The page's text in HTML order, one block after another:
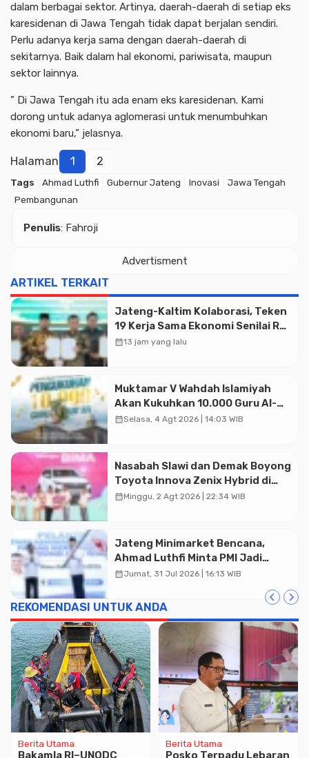
dalam berbagai sektor. Artinya, daerah-daerah di setiap eks
karesidenan di Jawa Tengah tidak dapat berjalan sendiri.
Perlu adanya kerja sama dengan daerah-daerah di
sekitarnya. Baik dalam hal ekonomi, pariwisata, maupun
sektor lainnya.
” Di Jawa Tengah itu ada enam eks karesidenan. Kami
dorong untuk adanya aglomerasi untuk menumbuhkan
ekonomi baru,” jelasnya.
Halaman 1 2
Tags Ahmad Luthfi Gubernur Jateng Inovasi
Jawa Tengah
Pembangunan
Penulis: Fahroji
Advertisment
ARTIKEL TERKAIT
Jateng-Kaltim Kolaborasi, Teken
19 Kerja Sama Ekonomi Senilai Rp
20,2 Triliun
calendar_month13 jam yang lalu
Muktamar V Wahdah Islamiyah
Akan Kukuhkan 10.000 Guru Al-
Qur’an di Masjid Istiqlal
calendar_monthSelasa, 4 Agt 2026 | 14:03 WIB
Nasabah Slawi dan Demak Boyong
Toyota Innova Zenix Hybrid di
Undian Tabungan Bima Bank
calendar_monthMinggu, 2 Agt 2026 | 22:34 WIB
Jateng Minimarket Bencana,
Ahmad Luthfi Minta PMI Jadi
Garda Depan
calendar_monthJumat, 31 Jul 2026 | 16:13 WIB
REKOMENDASI UNTUK ANDA
Berita Utama
Bakamla RI–UNODC
Berita Utama
Posko Terpadu Lebaran